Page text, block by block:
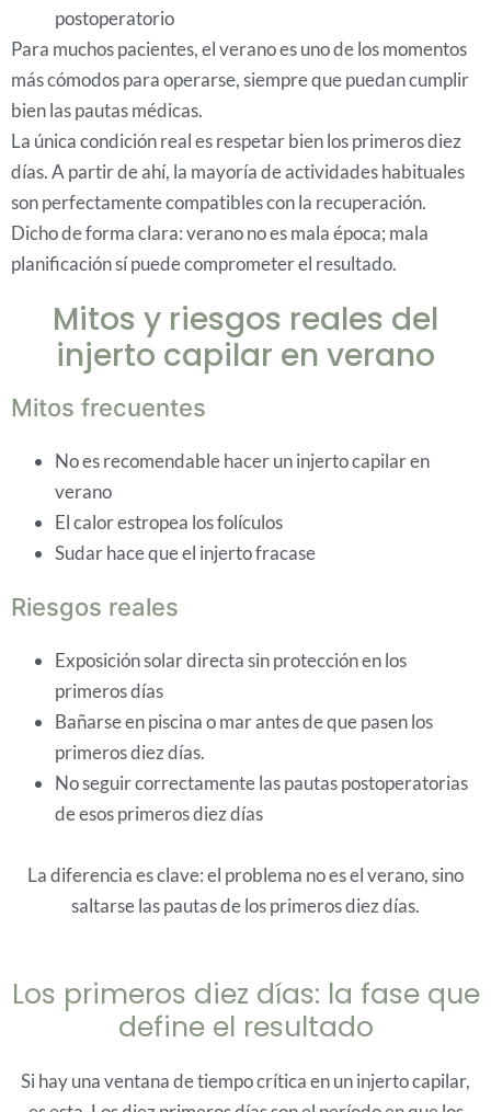
postoperatorio
Para muchos pacientes, el verano es uno de los momentos
más cómodos para operarse, siempre que puedan cumplir
bien las pautas médicas.
La única condición real es respetar bien los primeros diez
días. A partir de ahí, la mayoría de actividades habituales
son perfectamente compatibles con la recuperación.
Dicho de forma clara: verano no es mala época; mala
planificación sí puede comprometer el resultado.
Mitos y riesgos reales del
injerto capilar en verano
Mitos frecuentes
No es recomendable hacer un injerto capilar en
verano
El calor estropea los folículos
Sudar hace que el injerto fracase
Riesgos reales
Exposición solar directa sin protección en los
primeros días
Bañarse en piscina o mar antes de que pasen los
primeros diez días.
No seguir correctamente las pautas postoperatorias
de esos primeros diez días
La diferencia es clave: el problema no es el verano, sino
saltarse las pautas de los primeros diez días.
Los primeros diez días: la fase que
define el resultado
Si hay una ventana de tiempo crítica en un injerto capilar,